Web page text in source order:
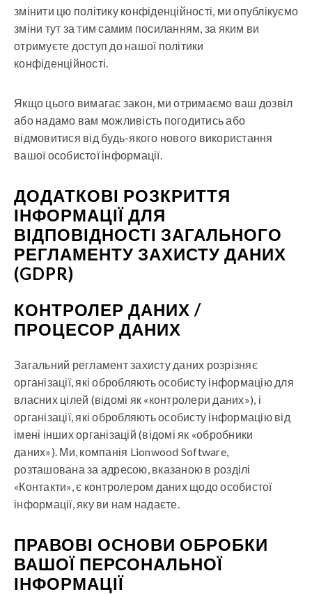
змінити цю політику конфіденційності, ми опублікуємо
зміни тут за тим самим посиланням, за яким ви
отримуєте доступ до нашої політики
конфіденційності.
Якщо цього вимагає закон, ми отримаємо ваш дозвіл
або надамо вам можливість погодитись або
відмовитися від будь-якого нового використання
вашої особистої інформації.
ДОДАТКОВІ РОЗКРИТТЯ
ІНФОРМАЦІЇ ДЛЯ
ВІДПОВІДНОСТІ ЗАГАЛЬНОГО
РЕГЛАМЕНТУ ЗАХИСТУ ДАНИХ
(GDPR)
КОНТРОЛЕР ДАНИХ /
ПРОЦЕСОР ДАНИХ
Загальний регламент захисту даних розрізняє
організації, які обробляють особисту інформацію для
власних цілей (відомі як «контролери даних»), і
організації, які обробляють особисту інформацію від
імені інших організацій (відомі як «обробники
даних»). Ми, компанія Lionwood Software,
розташована за адресою, вказаною в розділі
«Контакти», є контролером даних щодо особистої
інформації, яку ви нам надаєте.
ПРАВОВІ ОСНОВИ ОБРОБКИ
ВАШОЇ ПЕРСОНАЛЬНОЇ
ІНФОРМАЦІЇ